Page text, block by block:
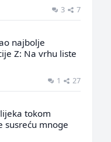
3 7
najbolje
Z: Na vrhu liste
1 27
tokom
susreću mnoge